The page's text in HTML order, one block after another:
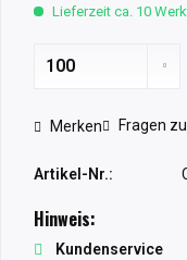
Lieferzeit ca. 10
Merken Fragen
Artikel-Nr.:
Hinweis:
Kundenservice